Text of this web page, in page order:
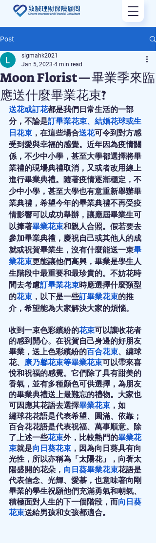
Post
Moon Florist—畢業季來臨
應送什麼畢業花束?
sigmahk2021
Jan 5, 2023 4 min read
送花或訂花都是我們日常生活的一部
分，不論是訂畢業花束、 結婚花球或生
日花束 ，在這些場合送花可令到對方感
受到愛與幸福的感覺。近年因為疫情關
係，不少中小學，甚至大學都選擇將畢
業禮的現場典禮取消，又或者改用線上
進行畢業典禮。隨著疫情逐漸穩定，不
少中小學，甚至大學也有意重新舉辦畢
業典禮，希望今年的畢業典禮不再受疫
情影響可以成功舉辦，讓應屆畢業生可
以捧著畢業花束和親人合照。假若要去
參加畢業典禮，慶祝自己或其他人的成
就或祝賀畢業生，沒有什麼能送一束畢
業花束更能讓他們高興，畢業是學生人
生階段中最重要和最珍貴的。不妨花時
間去考慮訂畢業花束時應選擇什麼類型
的花束 ，以下是一些訂畢業花束的推
介，希望能為大家解決大家的煩惱。
收到一束色彩繽紛的花束可以讓收花者
的感到開心。在祝賀自己身邊的好朋友
畢業，送上色彩繽紛的百合花束、繍球
花、 康乃馨花束等畢業花束可以帶來喜
悅和祝福的感覺。它們除了具有甜美的
香氣，並有多種顏色可供選擇，為朋友
的畢業典禮送上最難忘的禮物。大家也
可因應其花語去選擇畢業花束 ，如
繡球花花語是代表希望、圓滿、依靠；
百合花花語是代表祝福、萬事順意。除
了上述一些花束外，比較熱門的畢業花
束就是向日葵花束 ，因為向日葵具有向
光性，所以亦稱為「太陽花」，向著太
陽盛開的花朵， 向日葵畢業花束花語是
代表信念、光輝、愛慕，也意味著向剛
畢業的學生祝願他們充滿勇氣和朝氣、
積極面對人生的下一個階段，而向日葵
花束送給男孩和女孩都適合。